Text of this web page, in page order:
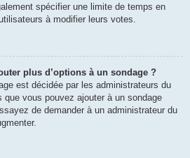
spécifier une limite de temps en
à modifier leurs votes.
plus d’options à un sondage ?
est décidée par les administrateurs du
que vous pouvez ajouter à un sondage
de demander à un administrateur du